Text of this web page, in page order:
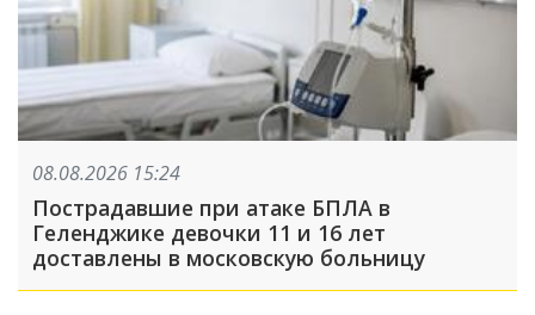
08.08.2026 15:24
Пострадавшие при атаке БПЛА в
Геленджике девочки 11 и 16 лет
доставлены в московскую больницу